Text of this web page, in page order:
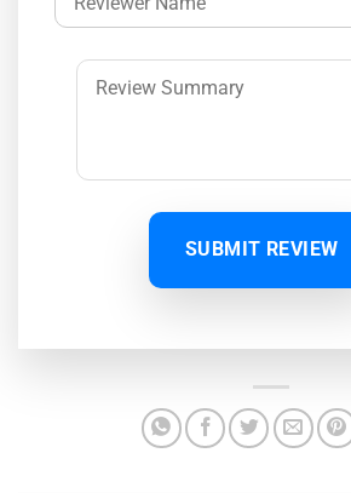
SUBMIT REVIEW